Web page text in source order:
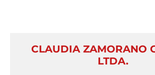
CLAUDIA ZAMORANO
LTDA.